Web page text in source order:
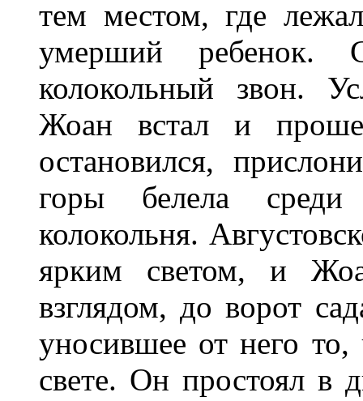
тем местом, где
умерший ребенок.
колокольный звон.
Жоан встал и
остановился,
горы белела среди
колокольня.
ярким светом, и
взглядом, до ворот
уносившее от него
свете. Он простоял в